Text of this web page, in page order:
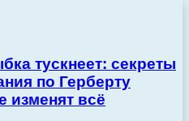
тускнеет: секреты
по Герберту
изменят всё